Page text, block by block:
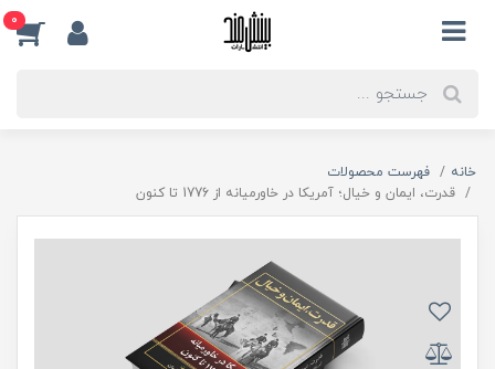
0
خانه
فهرست محصولات
قدرت، ایمان و خیال؛ آمریکا در خاورمیانه از 1776 تا کنون